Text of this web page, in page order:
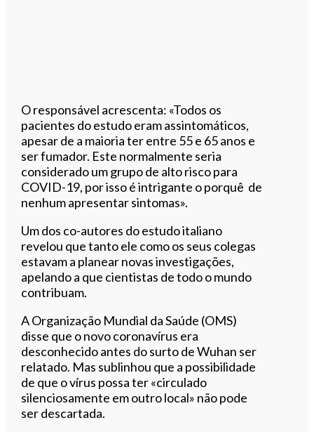
O responsável acrescenta: «Todos os
pacientes do estudo eram assintomáticos,
apesar de a maioria ter entre 55 e 65 anos e
ser fumador. Este normalmente seria
considerado um grupo de alto risco para
COVID-19, por isso é intrigante o porquê de
nenhum apresentar sintomas».
Um dos co-autores do estudo italiano
revelou que tanto ele como os seus colegas
estavam a planear novas investigações,
apelando a que cientistas de todo o mundo
contribuam.
A Organização Mundial da Saúde (OMS)
disse que o novo coronavírus era
desconhecido antes do surto de Wuhan ser
relatado. Mas sublinhou que a possibilidade
de que o vírus possa ter «circulado
silenciosamente em outro local» não pode
ser descartada.